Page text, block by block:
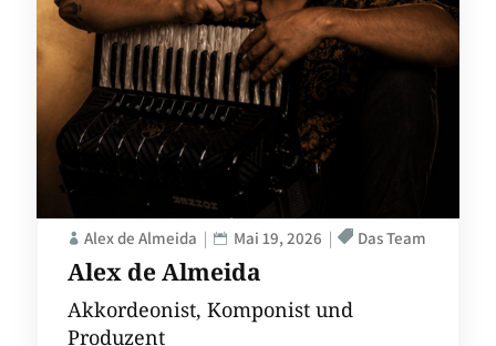
Alex de Almeida
Alex de Almeida Mai 19, 2026 Das Team
Akkordeonist, Komponist und
Produzent